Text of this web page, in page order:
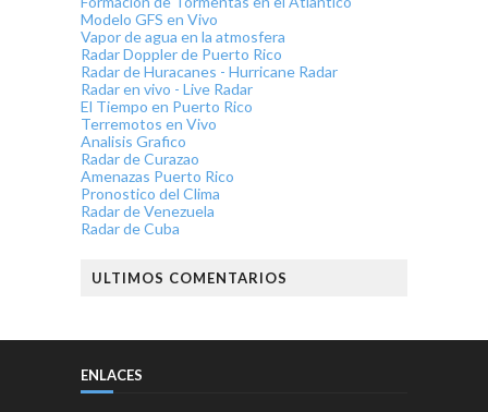
Modelo GFS en Vivo
Vapor de agua en la atmosfera
Radar Doppler de Puerto Rico
Radar de Huracanes - Hurricane Radar
Radar en vivo - Live Radar
El Tiempo en Puerto Rico
Terremotos en Vivo
Analisis Grafico
Radar de Curazao
Amenazas Puerto Rico
Pronostico del Clima
Radar de Venezuela
Radar de Cuba
ULTIMOS COMENTARIOS
ENLACES